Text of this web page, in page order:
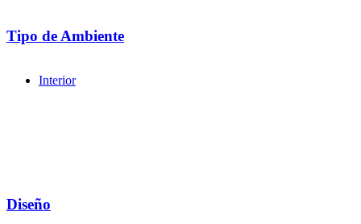
Tipo de Ambiente
Interior
Diseño